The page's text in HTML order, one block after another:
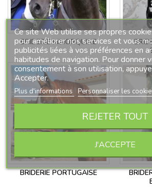
BRIDERIE MINORQUINE
BRIDERIE PORTUGAISE
Ce site Web utilise ses propres
pour améliorer nos services et vous
publicités liées à vos préférences en
habitudes de navigation. Pour donner
consentement à son utilisation,
Accepter.
Plus d'informations Personnaliser les
REJETER TOUT
J'ACCEPTE